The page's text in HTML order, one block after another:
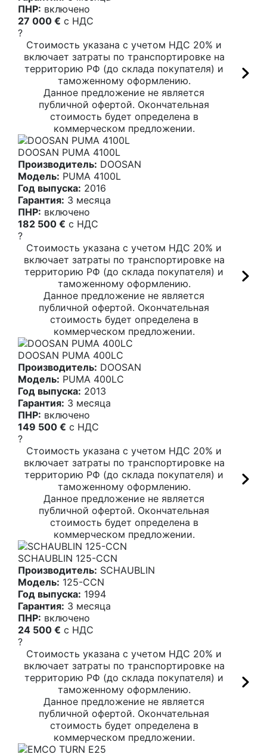
ПНР: включено
27 000 € c НДС
?
Стоимость указана с учетом НДС 20% и
включает затраты по транспортировке на
территорию РФ (до склада покупателя) и
таможенному оформлению.
Данное предложение не является
публичной офертой. Окончательная
стоимость будет определена в
коммерческом предложении.
DOOSAN PUMA 4100L
Производитель: DOOSAN
Модель: PUMA 4100L
Год выпуска: 2016
Гарантия: 3 месяца
ПНР: включено
182 500 € c НДС
?
Стоимость указана с учетом НДС 20% и
включает затраты по транспортировке на
территорию РФ (до склада покупателя) и
таможенному оформлению.
Данное предложение не является
публичной офертой. Окончательная
стоимость будет определена в
коммерческом предложении.
DOOSAN PUMA 400LС
Производитель: DOOSAN
Модель: PUMA 400LС
Год выпуска: 2013
Гарантия: 3 месяца
ПНР: включено
149 500 € c НДС
?
Стоимость указана с учетом НДС 20% и
включает затраты по транспортировке на
территорию РФ (до склада покупателя) и
таможенному оформлению.
Данное предложение не является
публичной офертой. Окончательная
стоимость будет определена в
коммерческом предложении.
SCHAUBLIN 125-CCN
Производитель: SCHAUBLIN
Модель: 125-CCN
Год выпуска: 1994
Гарантия: 3 месяца
ПНР: включено
24 500 € c НДС
?
Стоимость указана с учетом НДС 20% и
включает затраты по транспортировке на
территорию РФ (до склада покупателя) и
таможенному оформлению.
Данное предложение не является
публичной офертой. Окончательная
стоимость будет определена в
коммерческом предложении.